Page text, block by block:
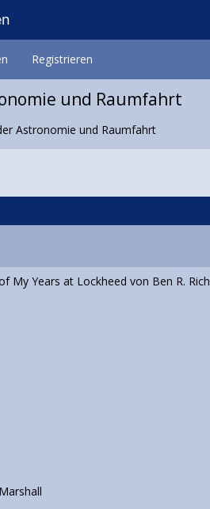
Registrieren
und Raumfahrt
Astronomie und Raumfahrt
My Years at Lockheed von Ben R. Rich